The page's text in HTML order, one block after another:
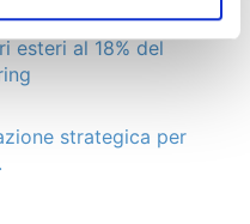
esteri al 18% del
strategica per